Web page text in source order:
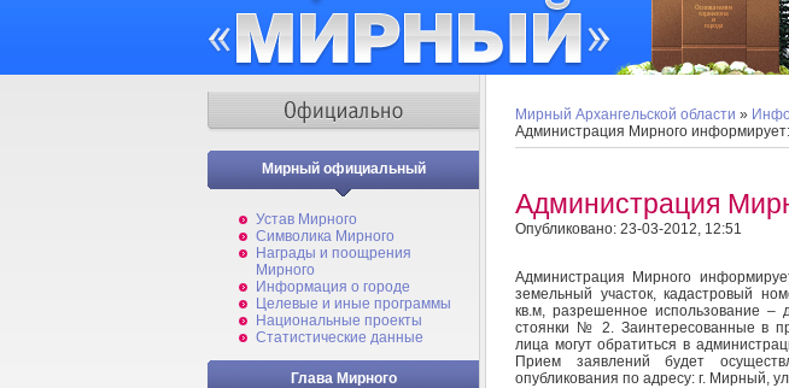
Мирный официальный
Устав Мирного
Символика Мирного
Награды и поощрения
Мирного
Информация о городе
Целевые и иные программы
Национальные проекты
Статистические данные
Глава Мирного
Мирный Архангельской области »
Администрация Мирного информирует:
Администрация
Опубликовано: 23-03-2012, 12:51
Администрация Мирного
земельный участок, кадастровый
кв.м, разрешенное использование –
стоянки № 2. Заинтересованные в
лица могут обратиться в
Прием заявлений будет
опубликования по адресу: г. Мирный,